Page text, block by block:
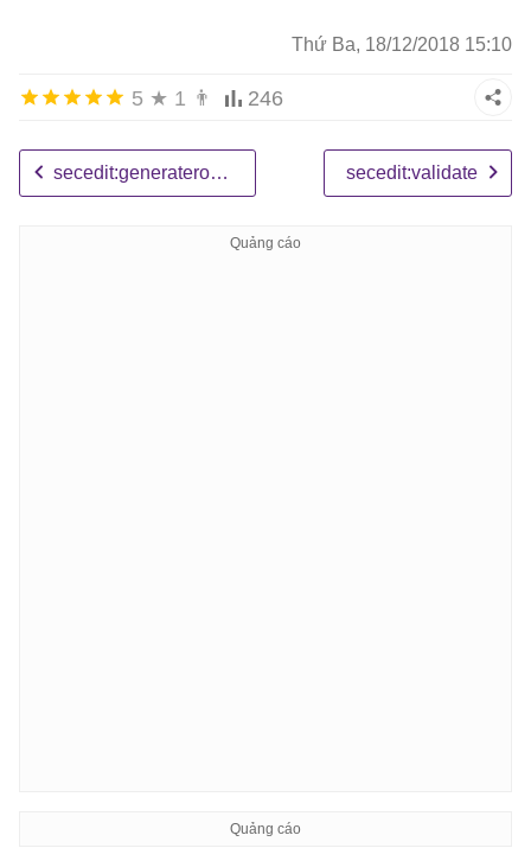
Thứ Ba, 18/12/2018 15:10
5 ★ 1 👨 246
secedit:generaterollback secedit:validate